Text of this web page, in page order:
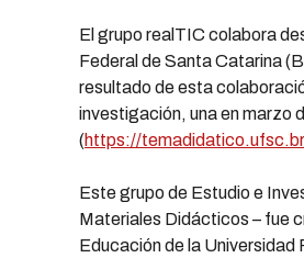
El grupo realTIC colabora
Federal de Santa Catarina
resultado de esta
investigación, una en marzo
(https://
Este grupo de Estudio e
Materiales Didácticos – fue
Educación de la Universidad